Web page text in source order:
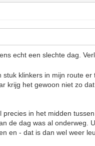
echt een slechte dag.
stuk klinkers in mijn route
krijg het gewoon niet zo
precies in het midden
de dag was al onderweg.
en - dat is dan wel weer